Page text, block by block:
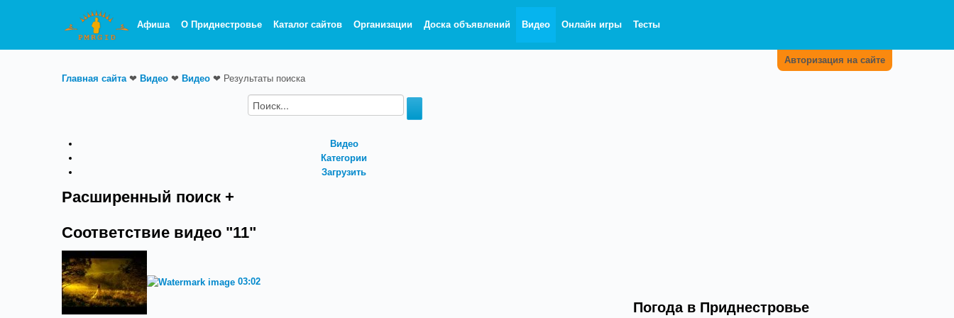
Афиша О Приднестровье Каталог сайтов Организации Доска объявлений Видео Онлайн игры Тесты
Авторизация на сайте
Главная сайта❤ Видео ❤ Видео ❤ Результаты поиска
Видео
Категории
Загрузить
Расширенный поиск +
Соответствие видео "11"
03:02
Погода в Приднестровье